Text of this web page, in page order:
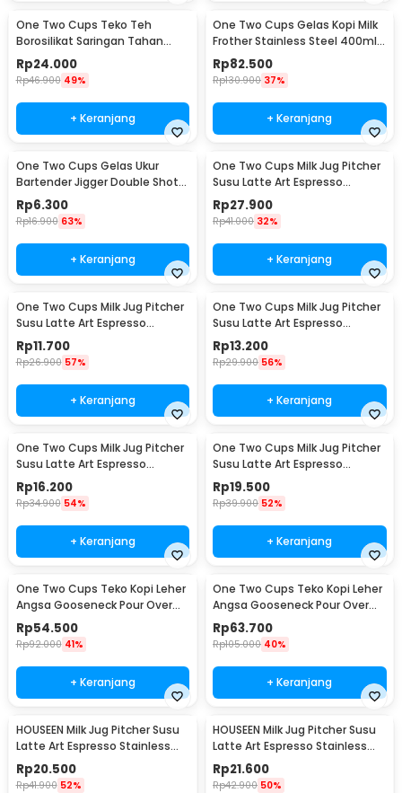
One Two Cups Teko Teh
Borosilikat Saringan Tahan
Panas Teapot 500ml - TP-757
Rp24.000
Rp46.900 49%
+ Keranjang
One Two Cups Gelas Kopi Milk
Frother Stainless Steel 400ml -
WZ0011
Rp82.500
Rp130.900 37%
+ Keranjang
One Two Cups Gelas Ukur
Bartender Jigger Double Shot
15ml and 30ml - LE2
Rp6.300
Rp16.900 63%
+ Keranjang
One Two Cups Milk Jug Pitcher
Susu Latte Art Espresso
Stainless Steel 200ml - J068
Rp27.900
Rp41.000 32%
+ Keranjang
One Two Cups Milk Jug Pitcher
Susu Latte Art Espresso
Stainless Steel 1oz - S06HG
Rp11.700
Rp26.900 57%
+ Keranjang
One Two Cups Milk Jug Pitcher
Susu Latte Art Espresso
Stainless Steel 1.5oz - S06HG
Rp13.200
Rp29.900 56%
+ Keranjang
One Two Cups Milk Jug Pitcher
Susu Latte Art Espresso
Stainless Steel 3oz - S06HG
Rp16.200
Rp34.900 54%
+ Keranjang
One Two Cups Milk Jug Pitcher
Susu Latte Art Espresso
Stainless Steel 5oz - S06HG
Rp19.500
Rp39.900 52%
+ Keranjang
One Two Cups Teko Kopi Leher
Angsa Gooseneck Pour Over
Drip Kettle 250ml - AA049
Rp54.500
Rp92.000 41%
+ Keranjang
One Two Cups Teko Kopi Leher
Angsa Gooseneck Pour Over
Drip Kettle 350ml - AA049
Rp63.700
Rp105.000 40%
+ Keranjang
HOUSEEN Milk Jug Pitcher Susu
Latte Art Espresso Stainless
Steel 55ml - DL060
Rp20.500
Rp41.900 52%
HOUSEEN Milk Jug Pitcher Susu
Latte Art Espresso Stainless
Steel 90ml - DL060
Rp21.600
Rp42.900 50%